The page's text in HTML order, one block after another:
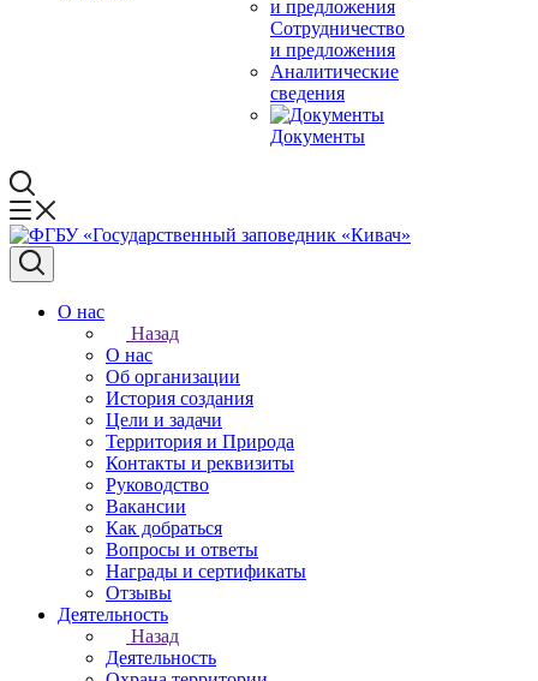
Сотрудничество
и предложения
Аналитические
сведения
Документы
О нас
Назад
О нас
Об организации
История создания
Цели и задачи
Территория и Природа
Контакты и реквизиты
Руководство
Вакансии
Как добраться
Вопросы и ответы
Награды и сертификаты
Отзывы
Деятельность
Назад
Деятельность